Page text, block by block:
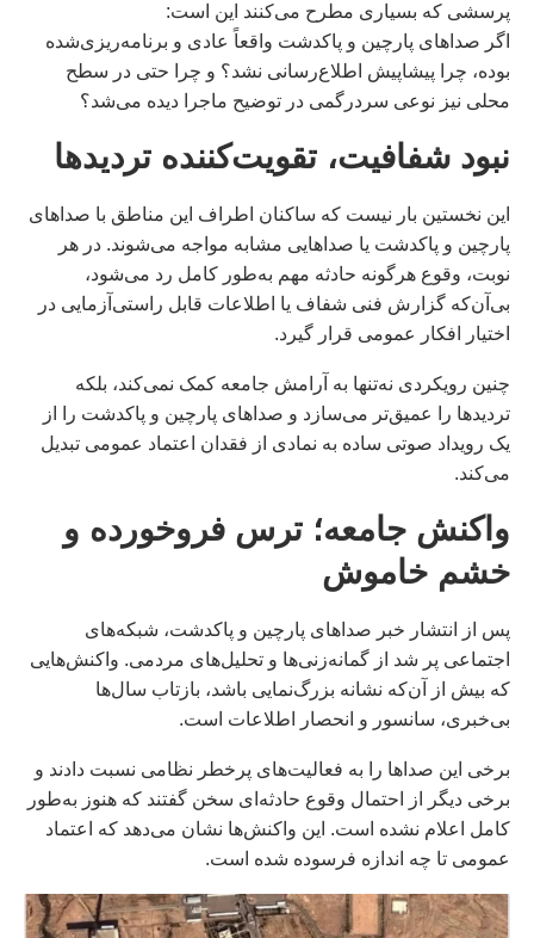
پرسشی که بسیاری مطرح می‌کنند این است:
اگر صداهای پارچین و پاکدشت واقعاً عادی و برنامه‌ریزی‌شده
بوده، چرا پیشاپیش اطلاع‌رسانی نشد؟ و چرا حتی در سطح
محلی نیز نوعی سردرگمی در توضیح ماجرا دیده می‌شد؟
نبود شفافیت، تقویت‌کننده تردیدها
این نخستین بار نیست که ساکنان اطراف این مناطق با صداهای
پارچین و پاکدشت یا صداهایی مشابه مواجه می‌شوند. در هر
نوبت، وقوع هرگونه حادثه مهم به‌طور کامل رد می‌شود،
بی‌آن‌که گزارش فنی شفاف یا اطلاعات قابل راستی‌آزمایی در
اختیار افکار عمومی قرار گیرد.
چنین رویکردی نه‌تنها به آرامش جامعه کمک نمی‌کند، بلکه
تردیدها را عمیق‌تر می‌سازد و صداهای پارچین و پاکدشت را از
یک رویداد صوتی ساده به نمادی از فقدان اعتماد عمومی تبدیل
می‌کند.
واکنش جامعه؛ ترس فروخورده و
خشم خاموش
پس از انتشار خبر صداهای پارچین و پاکدشت، شبکه‌های
اجتماعی پر شد از گمانه‌زنی‌ها و تحلیل‌های مردمی. واکنش‌هایی
که بیش از آن‌که نشانه بزرگ‌نمایی باشد، بازتاب سال‌ها
بی‌خبری، سانسور و انحصار اطلاعات است.
برخی این صداها را به فعالیت‌های پرخطر نظامی نسبت دادند و
برخی دیگر از احتمال وقوع حادثه‌ای سخن گفتند که هنوز به‌طور
کامل اعلام نشده است. این واکنش‌ها نشان می‌دهد که اعتماد
عمومی تا چه اندازه فرسوده شده است.